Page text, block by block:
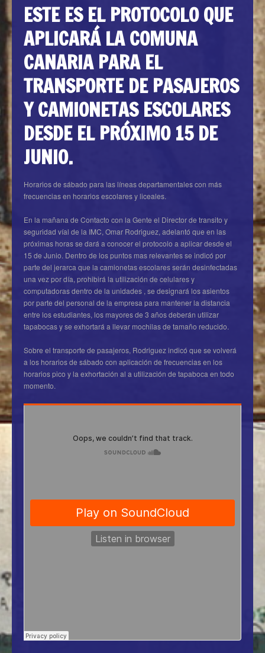
ESTE ES EL PROTOCOLO QUE
APLICARÁ LA COMUNA
CANARIA PARA EL
TRANSPORTE DE PASAJEROS
Y CAMIONETAS ESCOLARES
DESDE EL PRÓXIMO 15 DE
JUNIO.
Horarios de sábado para las líneas departamentales con más
frecuencias en horarios escolares y liceales.
En la mañana de Contacto con la Gente el Director de transito y
seguridad víal de la IMC, Omar Rodriguez, adelantó que en las
próximas horas se dará a conocer el protocolo a aplicar desde el
15 de Junio. Dentro de los puntos mas relevantes se indicó por
parte del jerarca que la camionetas escolares serán desinfectadas
una vez por día, prohibirá la utilización de celulares y
computadoras dentro de la unidades , se designará los asientos
por parte del personal de la empresa para mantener la distancia
entre los estudiantes, los mayores de 3 años deberán utilizar
tapabocas y se exhortará a llevar mochilas de tamaño reducido.
Sobre el transporte de pasajeros, Rodriguez indicó que se volverá
a los horarios de sábado con aplicación de frecuencias en los
horarios pico y la exhortación al a utilización de tapaboca en todo
momento.